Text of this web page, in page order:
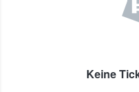
Keine